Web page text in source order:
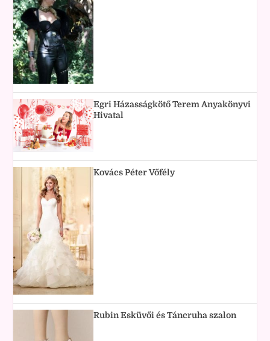
Egri Házasságkötő Terem Anyakönyvi
Hivatal
Kovács Péter Vőfély
Rubin Esküvői és Táncruha szalon